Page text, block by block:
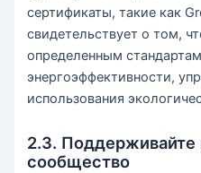
сертификаты, такие как
свидетельствует о том,
определенным
энергоэффективности,
использования
2.3. Поддерживайте
сообщество